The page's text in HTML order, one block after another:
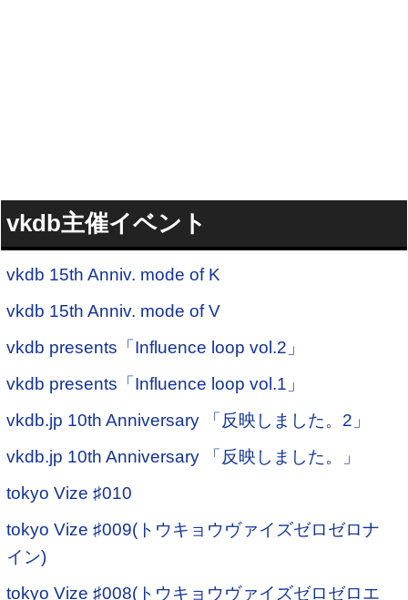
vkdb主催イベント
vkdb 15th Anniv. mode of K
vkdb 15th Anniv. mode of V
vkdb presents「Influence loop vol.2」
vkdb presents「Influence loop vol.1」
vkdb.jp 10th Anniversary 「反映しました。2」
vkdb.jp 10th Anniversary 「反映しました。」
tokyo Vize ♯010
tokyo Vize ♯009(トウキョウヴァイズゼロゼロナ
イン)
tokyo Vize ♯008(トウキョウヴァイズゼロゼロエ